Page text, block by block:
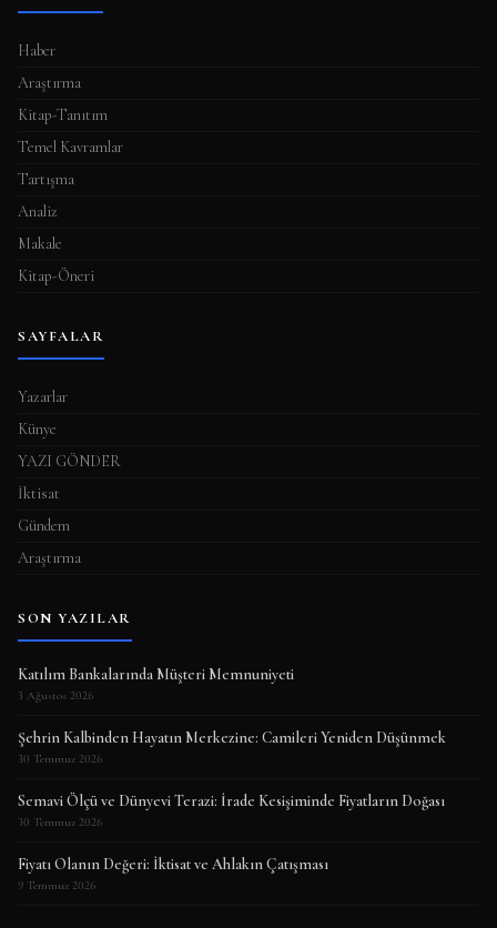
Haber
Araştırma
Kitap-Tanıtım
Temel Kavramlar
Tartışma
Analiz
Makale
Kitap-Öneri
SAYFALAR
Yazarlar
Künye
YAZI GÖNDER
İktisat
Gündem
Araştırma
SON YAZILAR
Katılım Bankalarında Müşteri Memnuniyeti
3 Ağustos 2026
Şehrin Kalbinden Hayatın Merkezine: Camileri Yeniden Düşünmek
30 Temmuz 2026
Semavi Ölçü ve Dünyevi Terazi: İrade Kesişiminde Fiyatların Doğası
30 Temmuz 2026
Fiyatı Olanın Değeri: İktisat ve Ahlakın Çatışması
9 Temmuz 2026